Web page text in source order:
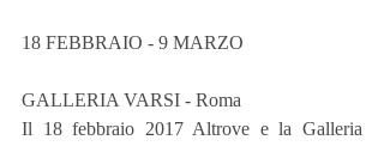
18 FEBBRAIO - 9 MARZO
GALLERIA VARSI - Roma
Il 18 febbraio 2017 Altrove e la Galleria